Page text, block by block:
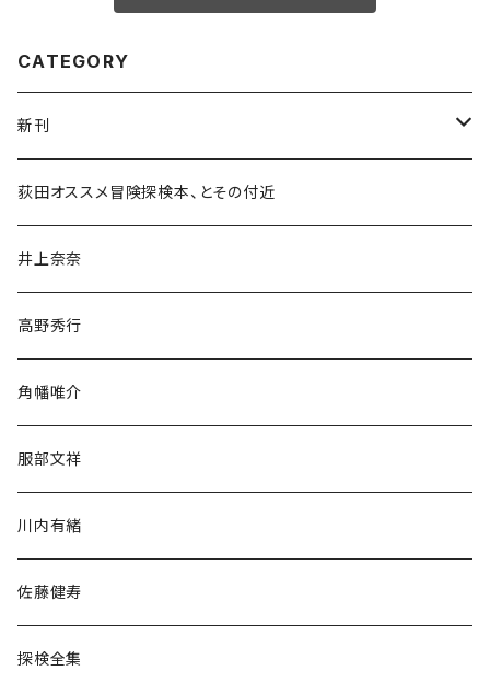
CATEGORY
新刊
和書
文学・小説・物語
随筆・ノンフィクション・その他
民族・風習
荻田オススメ冒険探検本、とその付近
井上奈奈
高野秀行
角幡唯介
服部文祥
川内有緒
佐藤健寿
探検全集